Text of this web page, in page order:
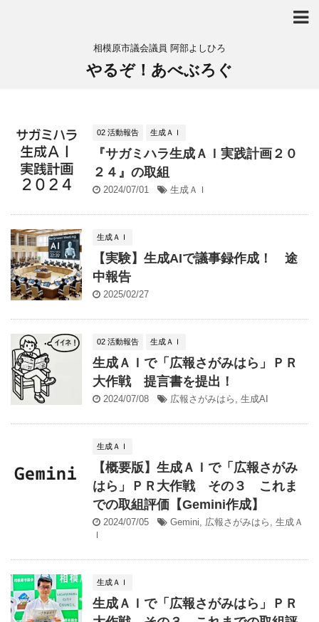
相模原市議会議員 阿部よしひろ
やるぞ！あべぶろぐ
02 活動報告 生成ＡＩ
『サガミハラ生成ＡＩ実践計画２０
２４』の取組
2024/07/01 生成ＡＩ
生成ＡＩ
【実験】生成AIで議事録作成！ 途
中報告
2025/02/27
02 活動報告 生成ＡＩ
生成ＡＩで「広報さがみはら」ＰＲ
大作戦 提言書を提出！
2024/07/08 広報さがみはら , 生成AI
生成ＡＩ
【概要版】生成ＡＩで「広報さがみ
はら」ＰＲ大作戦 その３ これま
での取組評価【Gemini作成】
2024/07/05 Gemini, 広報さがみはら , 生成Ａ
Ｉ
生成ＡＩ
生成ＡＩで「広報さがみはら」ＰＲ